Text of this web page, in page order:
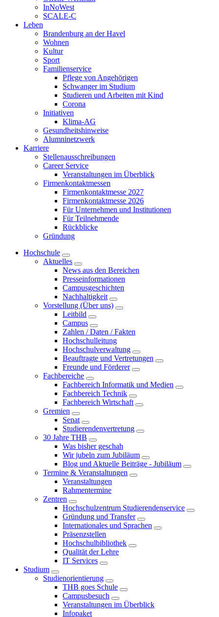
InNoWest
SCALE-C
Leben
Brandenburg an der Havel
Wohnen
Kultur
Sport
Familienservice
Pflege von Angehörigen
Schwanger im Studium
Studieren und Arbeiten mit Kind
Corona
Initiativen
Klima-AG
Gesundheitshinweise
Alumninetzwerk
Karriere
Stellenausschreibungen
Career Service
Veranstaltungen im Überblick
Firmenkontaktmessen
Firmenkontaktmesse 2027
Firmenkontaktmesse 2026
Für Unternehmen und Institutionen
Für Teilnehmende
Rückblicke
Gründung
Hochschule
Aktuelles
News aus den Bereichen
Presseinformationen
Campusgeschichten
Nachhaltigkeit
Vorstellung (Über uns)
Leitbild
Campus
Zahlen / Daten / Fakten
Hochschulleitung
Hochschulverwaltung
Beauftragte und Vertretungen
Freunde und Förderer
Fachbereiche
Fachbereich Informatik und Medien
Fachbereich Technik
Fachbereich Wirtschaft
Gremien
Senat
Studierendenvertretung
30 Jahre THB
Was bisher geschah
Wir jubeln zum Jubiläum
Blog und Aktuelle Beiträge - Jubiläum
Termine & Veranstaltungen
Veranstaltungen
Rahmentermine
Zentren
Hochschulzentrum Studierendenservice
Gründung und Transfer
Internationales und Sprachen
Präsenzstellen
Hochschulbibliothek
Qualität der Lehre
IT Services
Studium
Studienorientierung
THB goes Schule
Campusbesuch
Veranstaltungen im Überblick
Infopaket